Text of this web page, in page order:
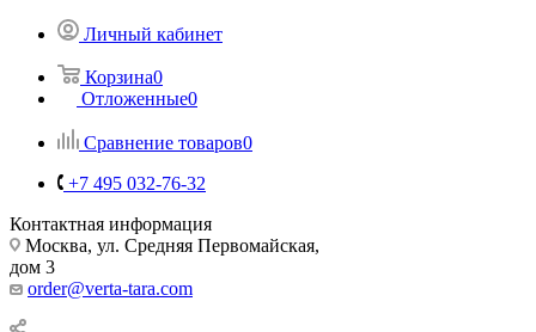
Личный кабинет
Корзина0
Отложенные0
Сравнение товаров0
+7 495 032-76-32
Контактная информация
Москва, ул. Средняя Первомайская,
дом 3
order@verta-tara.com